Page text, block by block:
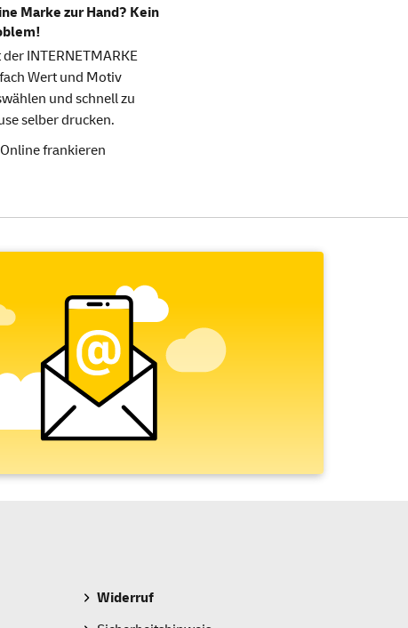
Marke zur Hand? Kein
INTERNETMARKE
Wert und Motiv
und schnell zu
selber drucken.
Online frankieren
Widerruf